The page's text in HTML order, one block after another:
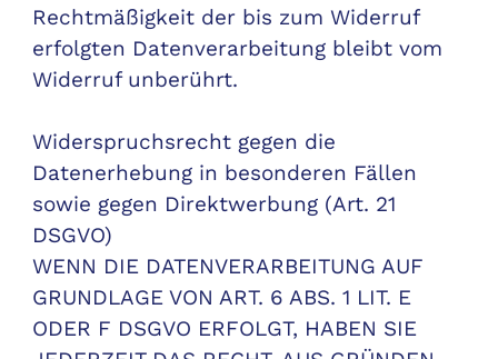
Rechtmäßigkeit der bis zum Widerruf
erfolgten Datenverarbeitung bleibt vom
Widerruf unberührt.
Widerspruchsrecht gegen die
Datenerhebung in besonderen Fällen
sowie gegen Direktwerbung (Art. 21
DSGVO)
WENN DIE DATENVERARBEITUNG AUF
GRUNDLAGE VON ART. 6 ABS. 1 LIT. E
ODER F DSGVO ERFOLGT, HABEN SIE